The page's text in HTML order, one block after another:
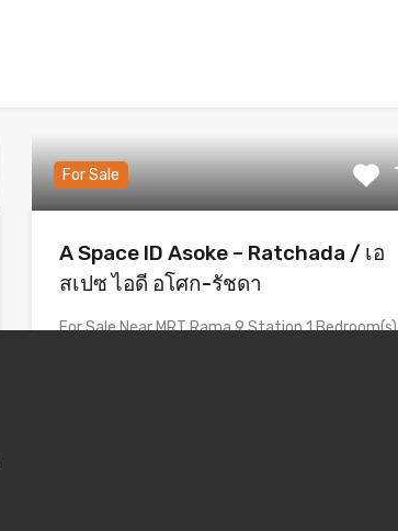
For Sale
A Space ID Asoke – Ratchada / เอ
สเปซ ไอดี อโศก-รัชดา
For Sale Near MRT Rama 9 Station 1 Bedroom(s)